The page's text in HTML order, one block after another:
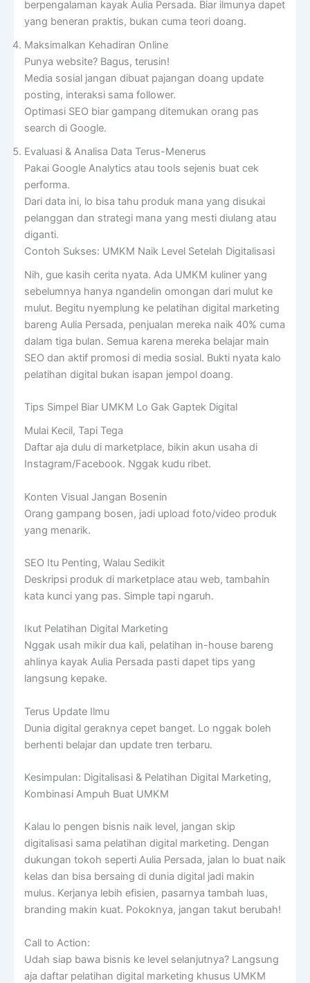
berpengalaman kayak Aulia Persada. Biar ilmunya dapet
yang beneran praktis, bukan cuma teori doang.
Maksimalkan Kehadiran Online
Punya website? Bagus, terusin!
Media sosial jangan dibuat pajangan doang update
posting, interaksi sama follower.
Optimasi SEO biar gampang ditemukan orang pas
search di Google.
Evaluasi & Analisa Data Terus-Menerus
Pakai Google Analytics atau tools sejenis buat cek
performa.
Dari data ini, lo bisa tahu produk mana yang disukai
pelanggan dan strategi mana yang mesti diulang atau
diganti.
Contoh Sukses: UMKM Naik Level Setelah Digitalisasi
Nih, gue kasih cerita nyata. Ada UMKM kuliner yang
sebelumnya hanya ngandelin omongan dari mulut ke
mulut. Begitu nyemplung ke pelatihan digital marketing
bareng Aulia Persada, penjualan mereka naik 40% cuma
dalam tiga bulan. Semua karena mereka belajar main
SEO dan aktif promosi di media sosial. Bukti nyata kalo
pelatihan digital bukan isapan jempol doang.
Tips Simpel Biar UMKM Lo Gak Gaptek Digital
Mulai Kecil, Tapi Tega
Daftar aja dulu di marketplace, bikin akun usaha di
Instagram/Facebook. Nggak kudu ribet.
Konten Visual Jangan Bosenin
Orang gampang bosen, jadi upload foto/video produk
yang menarik.
SEO Itu Penting, Walau Sedikit
Deskripsi produk di marketplace atau web, tambahin
kata kunci yang pas. Simple tapi ngaruh.
Ikut Pelatihan Digital Marketing
Nggak usah mikir dua kali, pelatihan in-house bareng
ahlinya kayak Aulia Persada pasti dapet tips yang
langsung kepake.
Terus Update Ilmu
Dunia digital geraknya cepet banget. Lo nggak boleh
berhenti belajar dan update tren terbaru.
Kesimpulan: Digitalisasi & Pelatihan Digital Marketing,
Kombinasi Ampuh Buat UMKM
Kalau lo pengen bisnis naik level, jangan skip
digitalisasi sama pelatihan digital marketing. Dengan
dukungan tokoh seperti Aulia Persada, jalan lo buat naik
kelas dan bisa bersaing di dunia digital jadi makin
mulus. Kerjanya lebih efisien, pasarnya tambah luas,
branding makin kuat. Pokoknya, jangan takut berubah!
Call to Action:
Udah siap bawa bisnis ke level selanjutnya? Langsung
aja daftar pelatihan digital marketing khusus UMKM